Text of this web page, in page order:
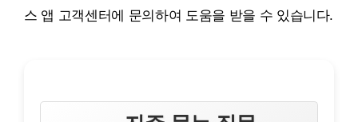
스 앱 고객센터에 문의하여 도움을 받을 수 있습니다.